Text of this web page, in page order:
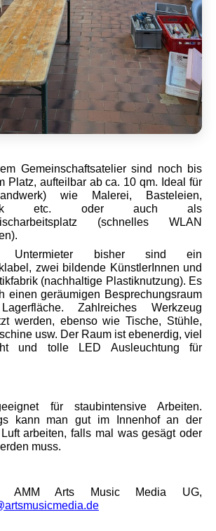
Gemeinschaftsatelier sind noch bis
Platz, aufteilbar ab ca. 10 qm. Ideal für
wie Malerei, Basteleien,
etc. oder auch als
(schnelles WLAN
Untermieter bisher sind ein
zwei bildende KünstlerInnen und
(nachhaltige Plastiknutzung). Es
einen geräumigen Besprechungsraum
Zahlreiches Werkzeug
werden, ebenso wie Tische, Stühle,
usw. Der Raum ist ebenerdig, viel
und tolle LED Ausleuchtung für
für staubintensive Arbeiten.
kann man gut im Innenhof an der
arbeiten, falls mal was gesägt oder
muss.